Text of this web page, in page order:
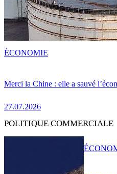
Merci la Chine : elle a sauvé
27.07.2026
ÉCONOMIE
POLITIQUE COMMERCIALE